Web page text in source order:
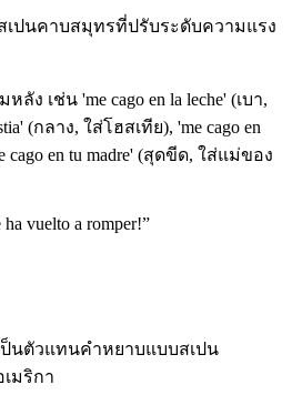
เปนคาบสมุทรที่ปรับระดับความแรง
ง เช่น 'me cago en la leche' (เบา,
(กลาง, ใส่โฮสเทีย), 'me cago en
cago en tu madre' (สุดขีด, ใส่แม่ของ
ha vuelto a romper!”
ป็นตัวแทนคำหยาบแบบสเปน
มริกา